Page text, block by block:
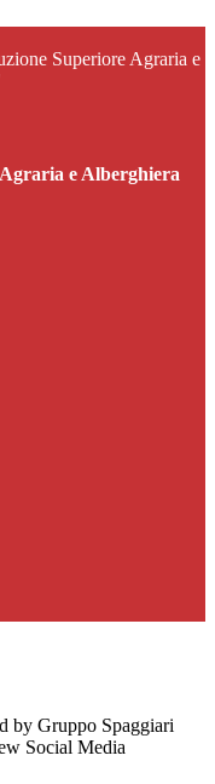
Superiore Agraria e
e Alberghiera
by Gruppo Spaggiari
Social Media